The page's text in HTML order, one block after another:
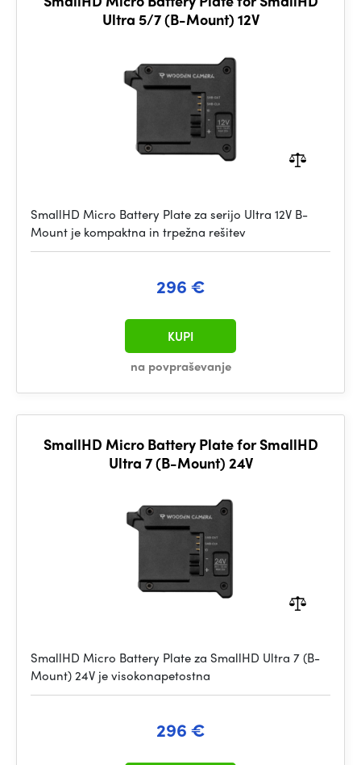
Ultra 5/7 (B-Mount) 12V
SmallHD Micro Battery Plate za serijo Ultra 12V B-
Mount je kompaktna in trpežna rešitev
296 €
na povpraševanje
KUPI
SmallHD Micro Battery Plate for SmallHD
Ultra 7 (B-Mount) 24V
SmallHD Micro Battery Plate za SmallHD Ultra 7 (B-
Mount) 24V je visokonapetostna
296 €